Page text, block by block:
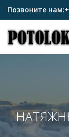
содержимому
Позвоните нам: